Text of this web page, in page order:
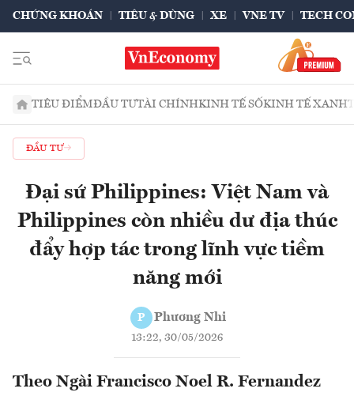
CHỨNG KHOÁN TIÊU & DÙNG XE VNE TV TECH
TIÊU ĐIỂMĐẦU TƯTÀI CHÍNHKINH TẾ SỐKINH TẾ XANH
ĐẦU TƯ
Đại sứ Philippines: Việt Nam và
Philippines còn nhiều dư địa thúc
đẩy hợp tác trong lĩnh vực tiềm
năng mới
P Phương Nhi
13:22, 30/05/2026
Theo Ngài Francisco Noel R. Fernandez